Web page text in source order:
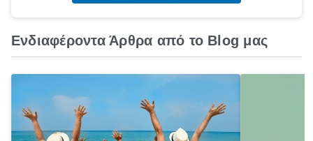
Ενδιαφέροντα Άρθρα από το Blog μας